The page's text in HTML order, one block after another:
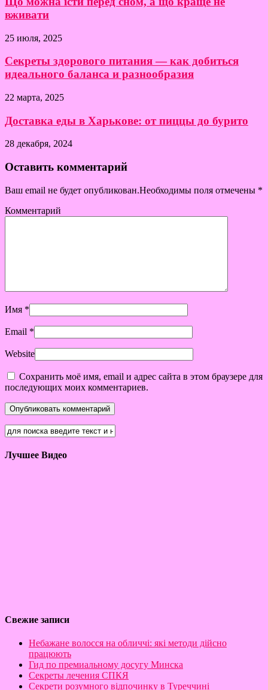
вживати
25 июля, 2025
Секреты здорового питания — как добиться
идеального баланса и разнообразия
22 марта, 2025
Доставка еды в Харькове: от пиццы до бурито
28 декабря, 2024
Оставить комментарий
Ваш email не будет опубликован.Необходимы поля отмечены *
Комментарий
Имя *
Email *
Website
Сохранить моё имя, email и адрес сайта в этом браузере для
последующих моих комментариев.
Лучшее Видео
Свежие записи
Небажане волосся на обличчі: які методи дійсно
працюють
Гид по премиальному досугу Минска
Секреты лечения СПКЯ
Секрети розумного відпочинку в Туреччині